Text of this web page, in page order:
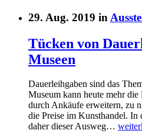
29. Aug. 2019 in
Tücken von
Museen
Dauerleihgaben sind das
Museum kann heute mehr
durch Ankäufe erweitern, zu
die Preise im Kunsthandel. In
daher dieser Ausweg…